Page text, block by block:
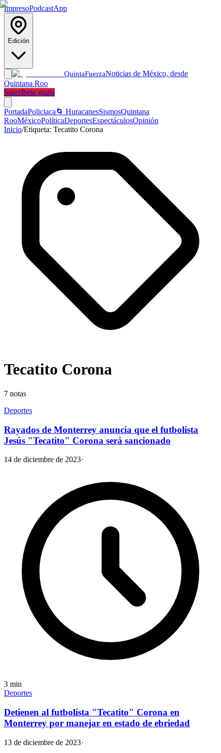
ImpresoPodcastApp
Edición
QuintaFuerzaNoticias de México, desde
Quintana Roo
Suscríbete gratis
PortadaPoliciaca 🌀 HuracanesSismosQuintana
RooMéxicoPolíticaDeportesEspectáculosOpinión
Inicio/Etiqueta: Tecatito Corona
Tecatito Corona
7 notas
Deportes
Rayados de Monterrey anuncia que el futbolista
Jesús "Tecatito" Corona será sancionado
14 de diciembre de 2023·
3 min
Deportes
Detienen al futbolista "Tecatito" Corona en
Monterrey por manejar en estado de ebriedad
13 de diciembre de 2023·